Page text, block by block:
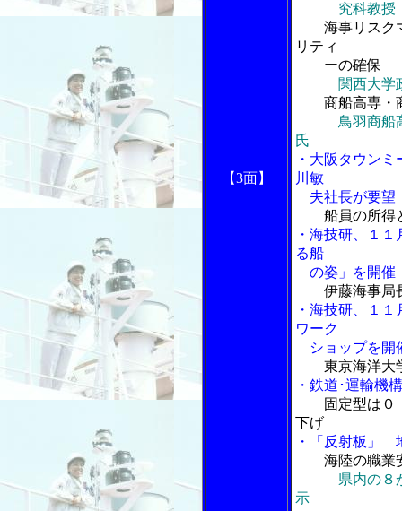
【3面】
究科教授
海事リスク
リティ
ーの確保
関西大
商船高専・
鳥羽商船
氏
・大阪タウン
川敏
夫社長が要望
船員の所得
・海技研、１
る船
の姿」を開催
伊藤海事局
・海技研、１
ワーク
ショップを開
東京海洋大学
・鉄道･運輸機
固定型は０．
下げ
・「反射板」
海陸の職業
県内の８
示